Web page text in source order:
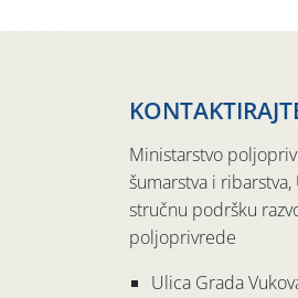
Ministarstvo
šumarstva i ribarstva,
stručnu podršku
poljoprivrede
Ulica Grada